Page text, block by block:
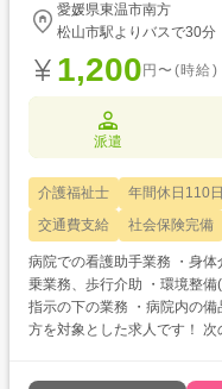
愛媛県東温市南方
松山市駅よりバスで30分
1,200 円〜(時給)
派遣
介護福祉士 年間休日110
交通費支給
社会保険完備
病院での看護助手業務 ・身
乗業務、歩行介助 ・環境整
指示の下の業務 ・病院内の備品、器具のチ
方を対象とした求人です！ 次のようなご希望がある方におすすめ ・待遇